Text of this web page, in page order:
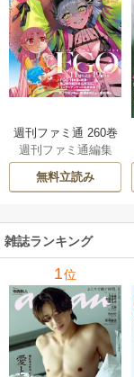
週刊ファミ通 260巻
週刊ファミ通編集
部
無料立読み
雑誌ランキング
1位